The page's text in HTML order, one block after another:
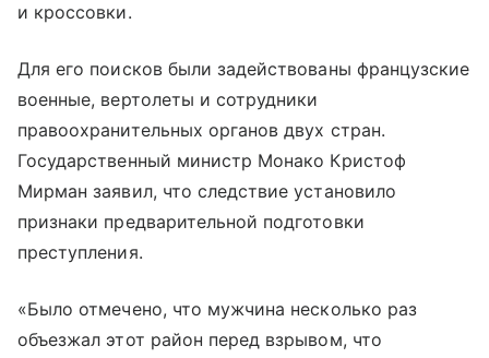
и кроссовки.
Для его поисков были задействованы французские
военные, вертолеты и сотрудники
правоохранительных органов двух стран.
Государственный министр Монако Кристоф
Мирман заявил, что следствие установило
признаки предварительной подготовки
преступления.
«Было отмечено, что мужчина несколько раз
объезжал этот район перед взрывом, что